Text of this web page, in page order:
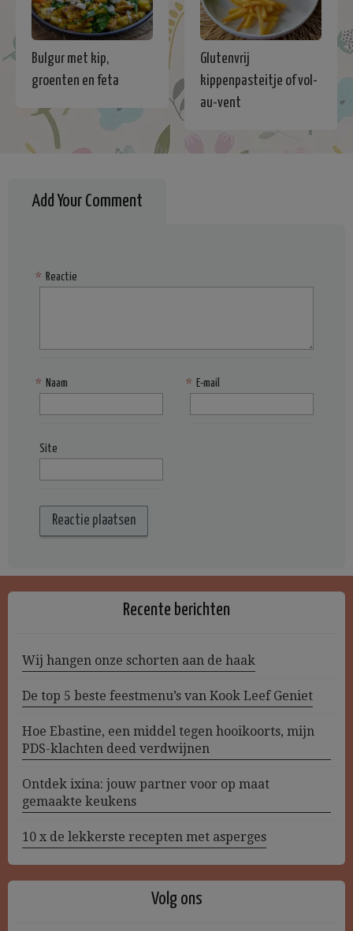
Bulgur met kip,
groenten en feta
Glutenvrij
kippenpasteitje of vol-
au-vent
Add Your Comment
Reactie
*
Naam
* E-mail
*
Site
Recente berichten
Wij hangen onze schorten aan de haak
De top 5 beste feestmenu’s van Kook Leef Geniet
Hoe Ebastine, een middel tegen hooikoorts, mijn
PDS-klachten deed verdwijnen
Ontdek ixina: jouw partner voor op maat
gemaakte keukens
10 x de lekkerste recepten met asperges
Volg ons